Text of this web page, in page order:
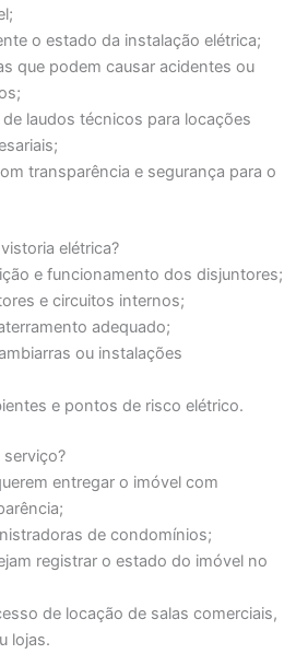
o estado da instalação elétrica;
que podem causar acidentes ou
laudos técnicos para locações
transparência e segurança para o
elétrica?
e funcionamento dos disjuntores;
e circuitos internos;
adequado;
ou instalações
e pontos de risco elétrico.
serviço?
entregar o imóvel com
de condomínios;
registrar o estado do imóvel no
de locação de salas comerciais,
lojas.